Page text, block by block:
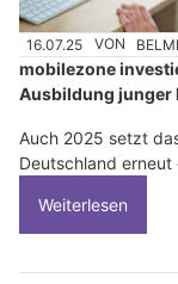
16.07.25 VON
mobilezone
Ausbildung junger
Auch 2025 setzt
Deutschland
Weiterlesen